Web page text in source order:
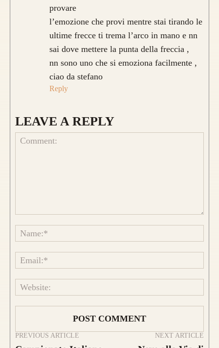
provare
l’emozione che provi mentre stai tirando le
ultime frecce ti trema l’arco in mano e nn
sai dove mettere la punta della freccia ,
nn sono uno che si emoziona facilmente ,
ciao da stefano
Reply
LEAVE A REPLY
PREVIOUS ARTICLE NEXT ARTICLE